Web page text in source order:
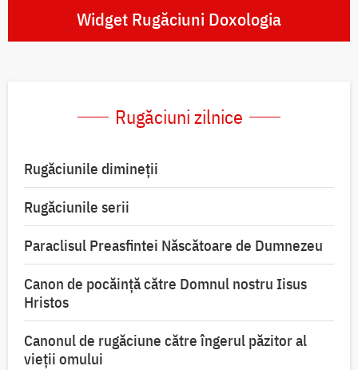
Widget Rugăciuni Doxologia
Rugăciuni zilnice
Rugăciunile dimineții
Rugăciunile serii
Paraclisul Preasfintei Născătoare de Dumnezeu
Canon de pocăință către Domnul nostru Iisus
Hristos
Canonul de rugăciune către îngerul păzitor al
vieții omului